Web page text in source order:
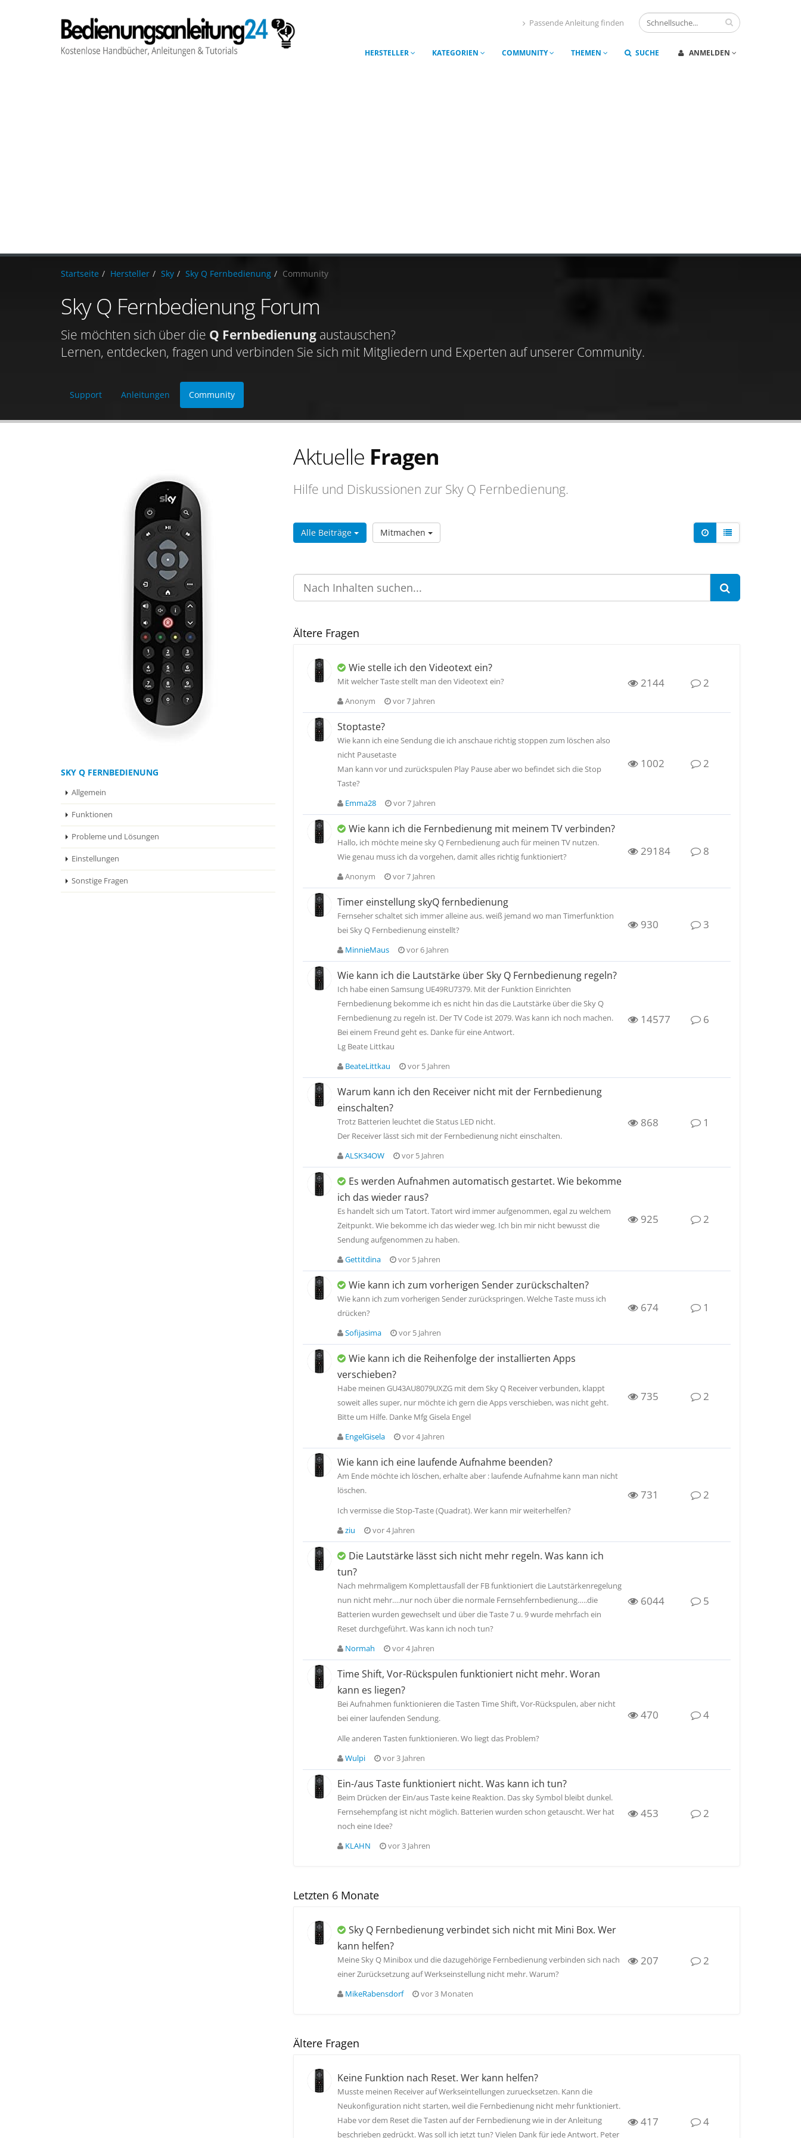
Passende Anleitung finden
HERSTELLER KATEGORIEN COMMUNITY THEMEN SUCHE ANMELDEN
Startseite Hersteller Sky Sky Q Fernbedienung Community
Sky Q Fernbedienung Forum
Sie möchten sich über die Q Fernbedienung austauschen?
Lernen, entdecken, fragen und verbinden Sie sich mit Mitgliedern und Experten auf unserer Community.
Support Anleitungen Community
SKY Q FERNBEDIENUNG
Allgemein
Funktionen
Probleme und Lösungen
Einstellungen
Sonstige Fragen
Aktuelle Fragen
Hilfe und Diskussionen zur Sky Q Fernbedienung.
Alle Beiträge Mitmachen
Ältere Fragen
Wie stelle ich den Videotext ein?
Mit welcher Taste stellt man den Videotext ein?
Anonym
vor 7 Jahren
2144 2
Stoptaste?
Wie kann ich eine Sendung die ich anschaue richtig stoppen zum löschen also
nicht Pausetaste
Man kann vor und zurückspulen Play Pause aber wo befindet sich die Stop
Taste?
Emma28
vor 7 Jahren
1002 2
Wie kann ich die Fernbedienung mit meinem TV verbinden?
Hallo, ich möchte meine sky Q Fernbedienung auch für meinen TV nutzen.
Wie genau muss ich da vorgehen, damit alles richtig funktioniert?
Anonym
vor 7 Jahren
29184 8
Timer einstellung skyQ fernbedienung
Fernseher schaltet sich immer alleine aus. weiß jemand wo man Timerfunktion
bei Sky Q Fernbedienung einstellt?
MinnieMaus
vor 6 Jahren
930 3
Wie kann ich die Lautstärke über Sky Q Fernbedienung regeln?
Ich habe einen Samsung UE49RU7379. Mit der Funktion Einrichten
Fernbedienung bekomme ich es nicht hin das die Lautstärke über die Sky Q
Fernbedienung zu regeln ist. Der TV Code ist 2079. Was kann ich noch machen.
Bei einem Freund geht es. Danke für eine Antwort.
Lg Beate Littkau
BeateLittkau
vor 5 Jahren
14577 6
Warum kann ich den Receiver nicht mit der Fernbedienung
einschalten?
Trotz Batterien leuchtet die Status LED nicht.
Der Receiver lässt sich mit der Fernbedienung nicht einschalten.
ALSK34OW
vor 5 Jahren
868 1
Es werden Aufnahmen automatisch gestartet. Wie bekomme
ich das wieder raus?
Es handelt sich um Tatort. Tatort wird immer aufgenommen, egal zu welchem
Zeitpunkt. Wie bekomme ich das wieder weg. Ich bin mir nicht bewusst die
Sendung aufgenommen zu haben.
Gettitdina
vor 5 Jahren
925 2
Wie kann ich zum vorherigen Sender zurückschalten?
Wie kann ich zum vorherigen Sender zurückspringen. Welche Taste muss ich
drücken?
Sofijasima
vor 5 Jahren
674 1
Wie kann ich die Reihenfolge der installierten Apps
verschieben?
Habe meinen GU43AU8079UXZG mit dem Sky Q Receiver verbunden, klappt
soweit alles super, nur möchte ich gern die Apps verschieben, was nicht geht.
Bitte um Hilfe. Danke Mfg Gisela Engel
EngelGisela
vor 4 Jahren
735 2
Wie kann ich eine laufende Aufnahme beenden?
Am Ende möchte ich löschen, erhalte aber : laufende Aufnahme kann man nicht
löschen.
Ich vermisse die Stop-Taste (Quadrat). Wer kann mir weiterhelfen?
ziu
vor 4 Jahren
731 2
Die Lautstärke lässt sich nicht mehr regeln. Was kann ich
tun?
Nach mehrmaligem Komplettausfall der FB funktioniert die Lautstärkenregelung
nun nicht mehr….nur noch über die normale Fernsehfernbedienung…..die
Batterien wurden gewechselt und über die Taste 7 u. 9 wurde mehrfach ein
Reset durchgeführt. Was kann ich noch tun?
Normah
vor 4 Jahren
6044 5
Time Shift, Vor-Rückspulen funktioniert nicht mehr. Woran
kann es liegen?
Bei Aufnahmen funktionieren die Tasten Time Shift, Vor-Rückspulen, aber nicht
bei einer laufenden Sendung.
Alle anderen Tasten funktionieren. Wo liegt das Problem?
Wulpi
vor 3 Jahren
470 4
Ein-/aus Taste funktioniert nicht. Was kann ich tun?
Beim Drücken der Ein/aus Taste keine Reaktion. Das sky Symbol bleibt dunkel.
Fernsehempfang ist nicht möglich. Batterien wurden schon getauscht. Wer hat
noch eine Idee?
KLAHN
vor 3 Jahren
453 2
Letzten 6 Monate
Sky Q Fernbedienung verbindet sich nicht mit Mini Box. Wer
kann helfen?
Meine Sky Q Minibox und die dazugehörige Fernbedienung verbinden sich nach
einer Zurücksetzung auf Werkseinstellung nicht mehr. Warum?
MikeRabensdorf
vor 3 Monaten
207 2
Ältere Fragen
Keine Funktion nach Reset. Wer kann helfen?
Musste meinen Receiver auf Werkseintellungen zuruecksetzen. Kann die
Neukonfiguration nicht starten, weil die Fernbedienung nicht mehr funktioniert.
Habe vor dem Reset die Tasten auf der Fernbedienung wie in der Anleitung
beschrieben gedrückt. Was soll ich jetzt tun? Vielen Dank für jede Antwort. Peter
417 4